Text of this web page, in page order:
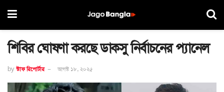
শিবির ঘোষণা করছে ডাকসু নির্বাচনের প্যানেল
by স্টাফ রিপোর্টার আগস্ট ১৮, ২০২৫